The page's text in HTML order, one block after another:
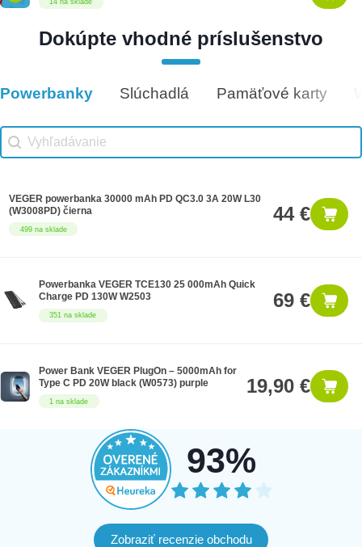
14 na sklade
7 na sklade
Dokúpte vhodné príslušenstvo
Vhodné príslušenstvo
Powerbanky Slúchadlá Pamäťové karty
Vhodné príslušenstvo search
Search content
499 na sklade
VEGER powerbanka 30000 mAh PD QC3.0 3A 20W L30
(W3008PD) čierna
44 €
351 na sklade
Powerbanka VEGER TCE130 25 000mAh Quick
Charge PD 130W W2503
69 €
1 na sklade
Power Bank VEGER PlugOn – 5000mAh for
Type C PD 20W black (W0573) purple
19,90 €
93%
Zobraziť recenzie obchodu